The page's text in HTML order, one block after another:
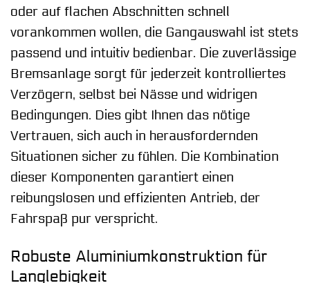
oder auf flachen Abschnitten schnell
vorankommen wollen, die Gangauswahl ist stets
passend und intuitiv bedienbar. Die zuverlässige
Bremsanlage sorgt für jederzeit kontrolliertes
Verzögern, selbst bei Nässe und widrigen
Bedingungen. Dies gibt Ihnen das nötige
Vertrauen, sich auch in herausfordernden
Situationen sicher zu fühlen. Die Kombination
dieser Komponenten garantiert einen
reibungslosen und effizienten Antrieb, der
Fahrspaß pur verspricht.
Robuste Aluminiumkonstruktion für
Langlebigkeit